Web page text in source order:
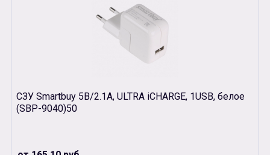
СЗУ Smartbuy 5В/2.1A, ULTRA iCHARGE, 1USB, белое
(SBР-9040)50